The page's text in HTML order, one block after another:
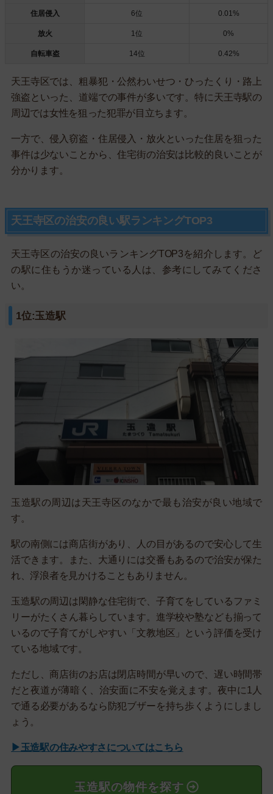
住居侵入 6位 0.01%
放火 1位 0%
自転車盗 14位 0.42%
天王寺区では、粗暴犯・公然わいせつ・ひったくり・路上
強盗といった、道端での事件が多いです。特に天王寺駅の
周辺では女性を狙った犯罪が目立ちます。
一方で、侵入窃盗・住居侵入・放火といった住居を狙った
事件は少ないことから、住宅街の治安は比較的良いことが
分かります。
天王寺区の治安の良い駅ランキングTOP3
天王寺区の治安の良いランキングTOP3を紹介します。ど
の駅に住もうか迷っている人は、参考にしてみてくださ
い。
1位:玉造駅
玉造駅の周辺は天王寺区のなかで最も治安が良い地域で
す。
駅の南側には商店街があり、人の目があるので安心して生
活できます。また、大通りには交番もあるので治安が保た
れ、浮浪者を見かけることもありません。
玉造駅の周辺は閑静な住宅街で、子育てをしているファミ
リーがたくさん暮らしています。進学校や塾なども揃って
いるので子育てがしやすい「文教地区」という評価を受け
ている地域です。
ただし、商店街のお店は閉店時間が早いので、遅い時間帯
だと夜道が薄暗く、治安面に不安を覚えます。夜中に1人
で通る必要があるなら防犯ブザーを持ち歩くようにしまし
ょう。
▶玉造駅の住みやすさについてはこちら
玉造駅の物件を探す